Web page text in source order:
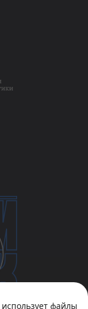
файлы